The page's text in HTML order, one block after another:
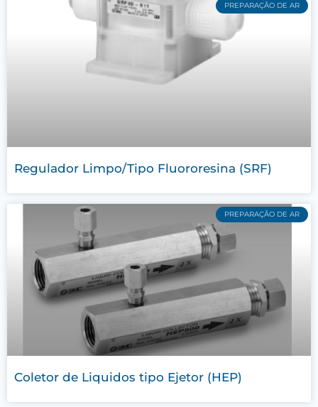
PREPARAÇÃO DE AR
Regulador Limpo/Tipo Fluororesina (SRF)
PREPARAÇÃO DE AR
Coletor de Liquidos tipo Ejetor (HEP)